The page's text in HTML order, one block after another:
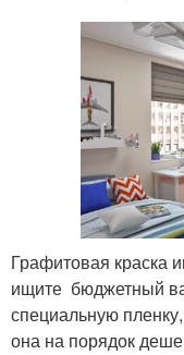
Графитовая краска
ищите бюджетный
специальную
она на порядок